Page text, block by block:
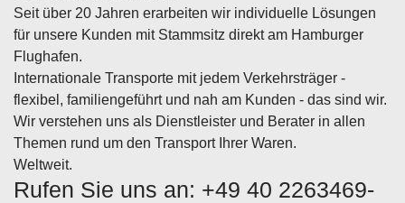
Seit über 20 Jahren erarbeiten wir individuelle Lösungen
für unsere Kunden mit Stammsitz direkt am Hamburger
Flughafen.
Internationale Transporte mit jedem Verkehrsträger -
flexibel, familiengeführt und nah am Kunden - das sind wir.
Wir verstehen uns als Dienstleister und Berater in allen
Themen rund um den Transport Ihrer Waren.
Weltweit.
Rufen Sie uns an: +49 40 2263469-